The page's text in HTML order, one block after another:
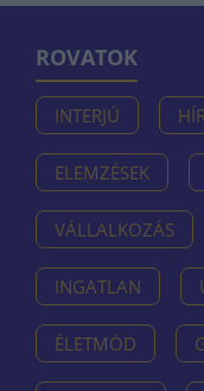
ROVATOK
INTERJÚ
ELEMZÉSEK
VÁLLALKOZÁS
INGATLAN
ÉLETMÓD